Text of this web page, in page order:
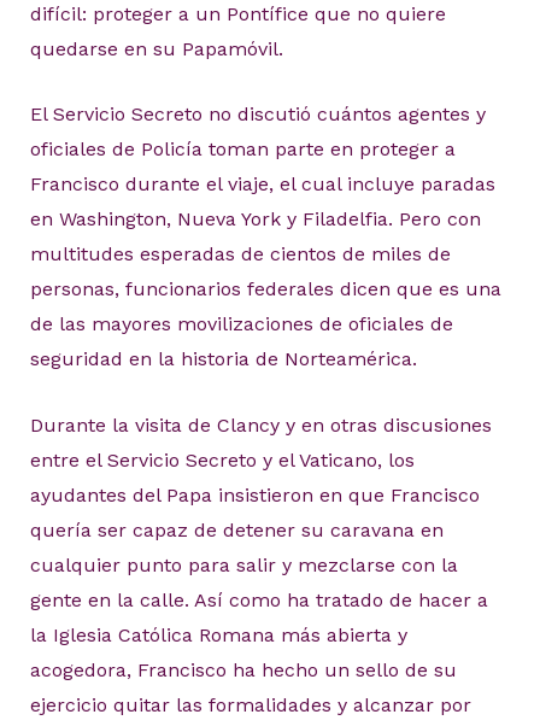
difícil: proteger a un Pontífice que no quiere
quedarse en su Papamóvil.
El Servicio Secreto no discutió cuántos agentes y
oficiales de Policía toman parte en proteger a
Francisco durante el viaje, el cual incluye paradas
en Washington, Nueva York y Filadelfia. Pero con
multitudes esperadas de cientos de miles de
personas, funcionarios federales dicen que es una
de las mayores movilizaciones de oficiales de
seguridad en la historia de Norteamérica.
Durante la visita de Clancy y en otras discusiones
entre el Servicio Secreto y el Vaticano, los
ayudantes del Papa insistieron en que Francisco
quería ser capaz de detener su caravana en
cualquier punto para salir y mezclarse con la
gente en la calle. Así como ha tratado de hacer a
la Iglesia Católica Romana más abierta y
acogedora, Francisco ha hecho un sello de su
ejercicio quitar las formalidades y alcanzar por